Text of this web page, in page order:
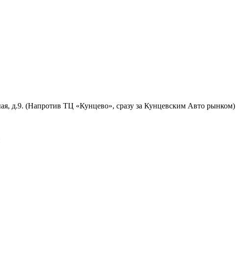
д.9. (Напротив ТЦ «Кунцево», сразу за Кунцевским Авто рынком)